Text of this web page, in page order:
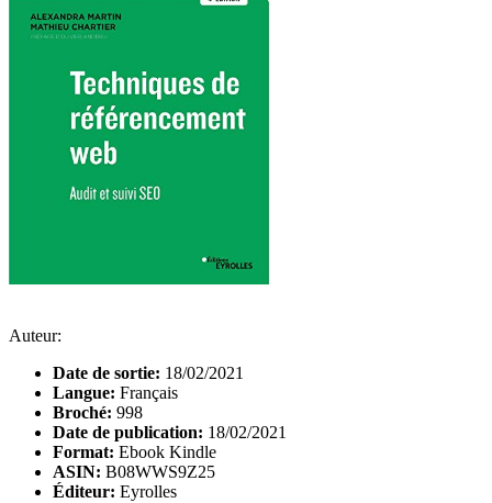
Auteur:
Date de sortie: 18/02/2021
Langue: Français
Broché: 998
Date de publication: 18/02/2021
Format: Ebook Kindle
ASIN: B08WWS9Z25
Éditeur: Eyrolles